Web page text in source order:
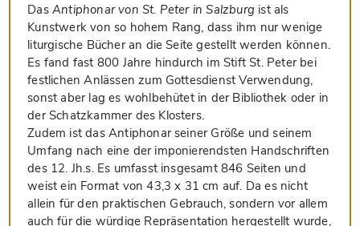
DasAntiphonar von St. Peter in Salzburg ist als
Kunstwerk von so hohem Rang, dass ihm nur wenige
liturgische Bücher an die Seite gestellt werden können.
Es fand fast 800 Jahre hindurch im Stift St. Peter bei
festlichen Anlässen zum Gottesdienst Verwendung,
sonst aber lag es wohlbehütet in der Bibliothek oder in
der Schatzkammer des Klosters.
Zudem ist das Antiphonar seiner Größe und seinem
Umfang nach eine der imponierendsten Handschriften
des 12. Jh.s. Es umfasst insgesamt 846 Seiten und
weist ein Format von 43,3 x 31 cm auf. Da es nicht
allein für den praktischen Gebrauch, sondern vor allem
auch für die würdige Repräsentation hergestellt wurde,